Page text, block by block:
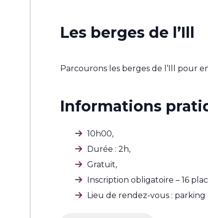
Les berges de l’Ill
Parcourons les berges de l’Ill pour
Informations
10h00,
Durée : 2h,
Gratuit,
Inscription obligatoire – 16
Lieu de rendez-vous :